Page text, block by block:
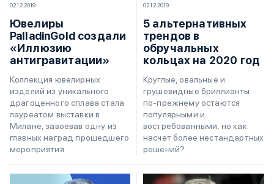
02.12.2019
Ювелиры
PalladinGold создали
«Иллюзию
антигравитации»
Коллекция ювелирных
изделий из уникального
драгоценного сплава стала
лауреатом выставки в
Милане, завоевав одну из
главных наград прошедшего
мероприятия.
02.12.2019
5 альтернативных
трендов в
обручальных
кольцах на 2020 год
Круглые, овальные и
грушевидные бриллианты
по-прежнему остаются
популярными и
востребованными, но как
насчет более нестандартных
решений?